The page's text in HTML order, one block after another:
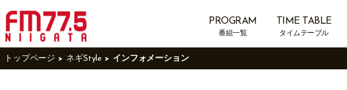
PROGRAM
番組一覧
TIME TABLE
タイムテーブル
トップページ ネギStyle インフォメーション